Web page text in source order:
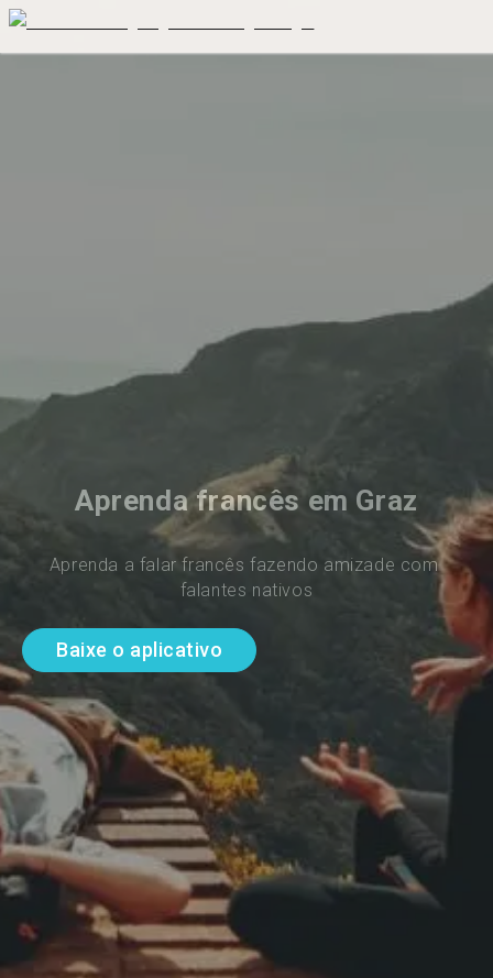
Aprenda francês em Graz
Aprenda a falar francês fazendo amizade com
falantes nativos
Baixe o aplicativo